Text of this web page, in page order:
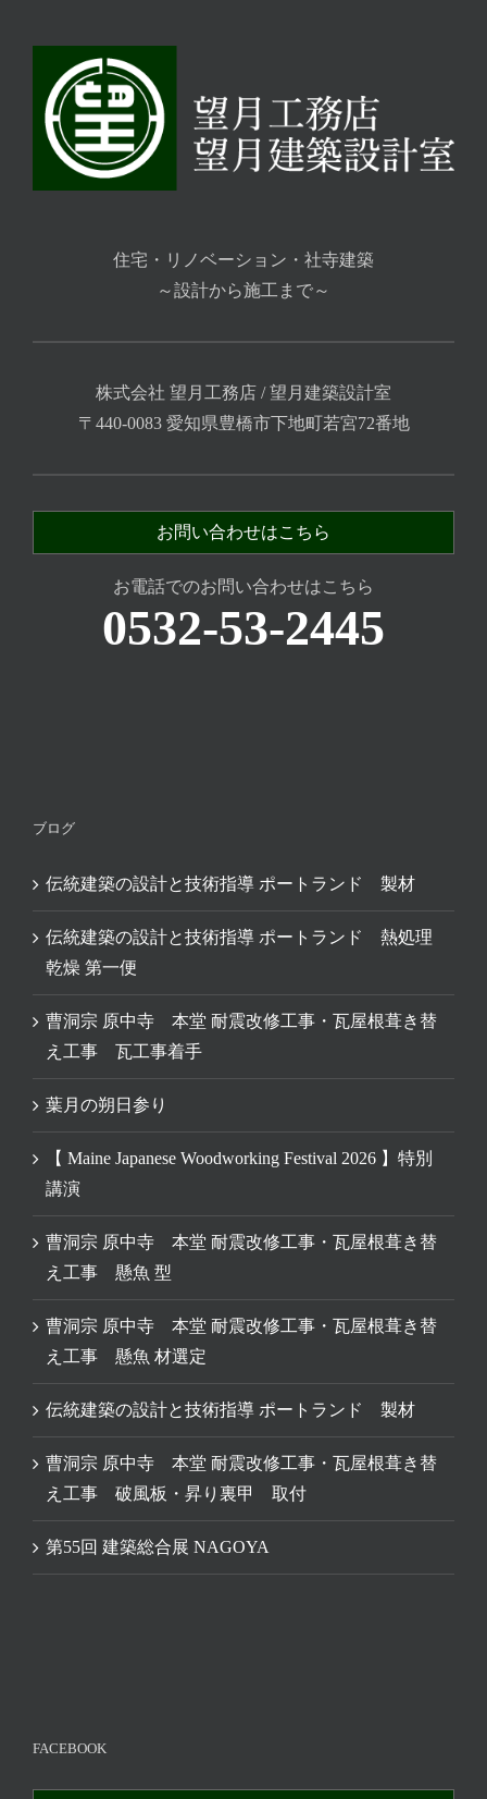
住宅・リノベーション・社寺建築
～設計から施工まで～
株式会社 望月工務店 / 望月建築設計室
〒440-0083 愛知県豊橋市下地町若宮72番地
お問い合わせはこちら
お電話でのお問い合わせはこちら
0532-53-2445
ブログ
伝統建築の設計と技術指導 ポートランド 製材
伝統建築の設計と技術指導 ポートランド 熱処理
乾燥 第一便
曹洞宗 原中寺 本堂 耐震改修工事・瓦屋根葺き替
え工事 瓦工事着手
葉月の朔日参り
【 Maine Japanese Woodworking Festival 2026 】特別
講演
曹洞宗 原中寺 本堂 耐震改修工事・瓦屋根葺き替
え工事 懸魚 型
曹洞宗 原中寺 本堂 耐震改修工事・瓦屋根葺き替
え工事 懸魚 材選定
伝統建築の設計と技術指導 ポートランド 製材
曹洞宗 原中寺 本堂 耐震改修工事・瓦屋根葺き替
え工事 破風板・昇り裏甲 取付
第55回 建築総合展 NAGOYA
FACEBOOK